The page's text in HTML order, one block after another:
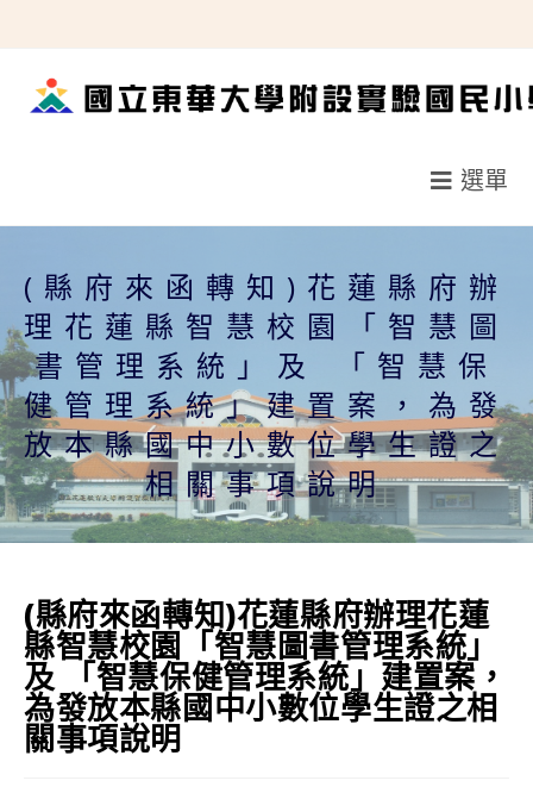
轉
選單
(縣府來函轉知)花蓮縣府辦
理花蓮縣智慧校園「智慧圖
書管理系統」及 「智慧保
健管理系統」建置案，為發
放本縣國中小數位學生證之
相關事項說明
(縣府來函轉知)花蓮縣府辦理花蓮
縣智慧校園「智慧圖書管理系統」
及 「智慧保健管理系統」建置案，
為發放本縣國中小數位學生證之相
關事項說明